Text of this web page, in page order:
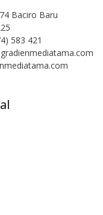
Baciro Baru
583 421